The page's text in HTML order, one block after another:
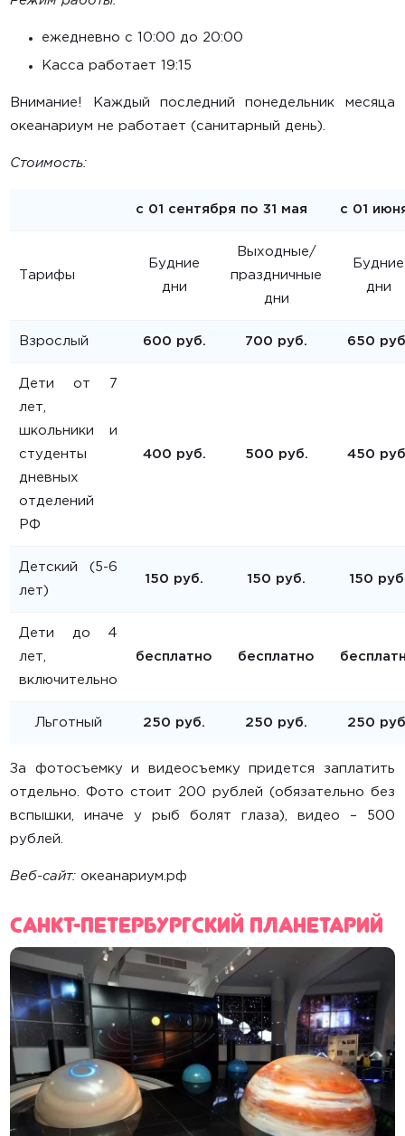
ежедневно c 10:00 до 20:00
Касса работает 19:15
Внимание! Каждый последний понедельник месяца
океанариум не работает (санитарный день).
Стоимость:
с 01 сентября по 31 мая с 01
Тарифы
Будние
дни
Выходные/
праздничные
дни
Будние
дни
Взрослый 600 руб. 700 руб. 650
Дети от 7
лет,
школьники и
студенты
дневных
отделений
РФ
400 руб. 500 руб. 450
Детский (5-6
лет)
150 руб. 150 руб. 150
Дети до 4
лет,
включительно
бесплатно бесплатно
Льготный 250 руб. 250 руб. 250
За фотосъемку и видеосъемку придется заплатить
отдельно. Фото стоит 200 рублей (обязательно без
вспышки, иначе у рыб болят глаза), видео – 500
рублей.
Веб-сайт: океанариум.рф
Санкт-Петербургский планетарий